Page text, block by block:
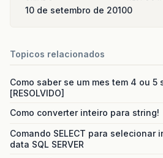
10 de setembro de 20100
Topicos relacionados
Como saber se um mes tem 4 ou 5
[RESOLVIDO]
Como converter inteiro para string!
Comando SELECT para selecionar
data SQL SERVER